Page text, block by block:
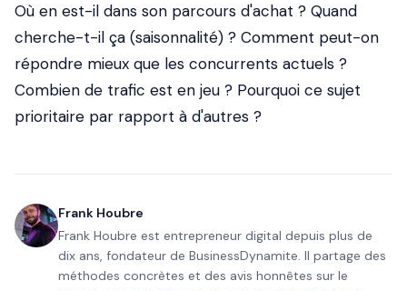
Où en est-il dans son parcours d'achat ? Quand
cherche-t-il ça (saisonnalité) ? Comment peut-on
répondre mieux que les concurrents actuels ?
Combien de trafic est en jeu ? Pourquoi ce sujet
prioritaire par rapport à d'autres ?
Frank Houbre
Frank Houbre est entrepreneur digital depuis plus de
dix ans, fondateur de BusinessDynamite. Il partage des
méthodes concrètes et des avis honnêtes sur le